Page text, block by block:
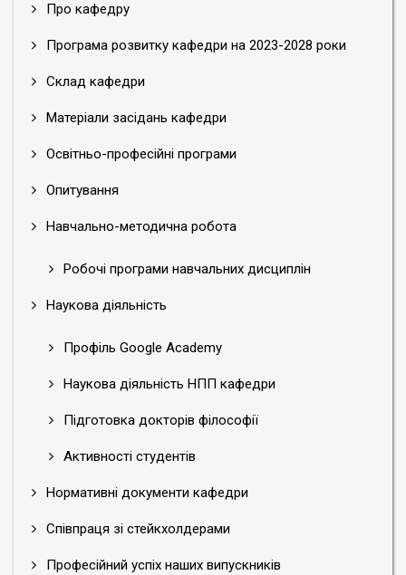
Про кафедру
Програма розвитку кафедри на 2023-2028 роки
Склад кафедри
Матеріали засідань кафедри
Освітньо-професійні програми
Опитування
Навчально-методична робота
Робочі програми навчальних дисциплін
Наукова діяльність
Профіль Google Academy
Наукова діяльність НПП кафедри
Підготовка докторів філософії
Активності студентів
Нормативні документи кафедри
Співпраця зі стейкхолдерами
Професійний успіх наших випускників